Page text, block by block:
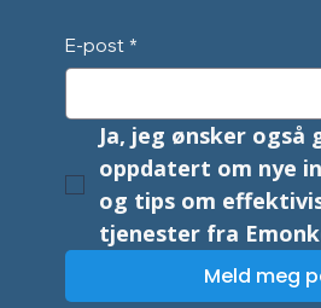
E-post *
Ja, jeg ønsker også
oppdatert om nye
og tips om
tjenester fra
Meld meg